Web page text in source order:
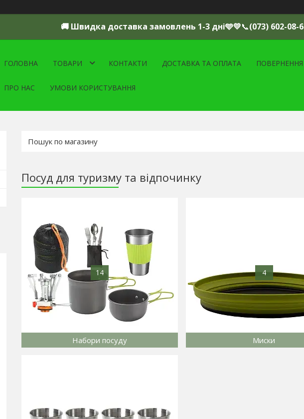
🚚 Швидка доставка замовлень 1-3 дні🩵💛📞(073) 602-08-
ГОЛОВНА ТОВАРИ КОНТАКТИ ДОСТАВКА ТА ОПЛАТА
ПРО НАС УМОВИ КОРИСТУВАННЯ
Посуд для туризму та відпочинку
14
Набори посуду
4
Миски